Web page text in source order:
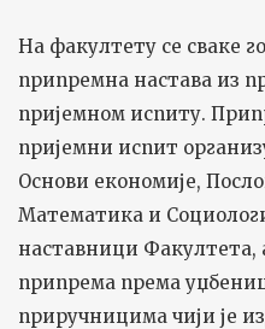
На факултету се сваке
припремна настава из
пријемном испиту.
пријемни испит
Основи економије,
Математика и
наставници Факултета,
припрема према
приручницима чији је